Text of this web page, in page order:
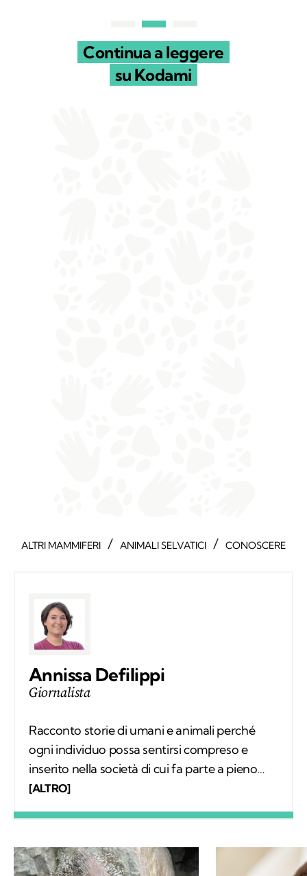
Continua a leggere
su Kodami
ALTRI MAMMIFERI / ANIMALI SELVATICI / CONOSCERE
Annissa Defilippi
Giornalista
Racconto storie di umani e animali perché
ogni individuo possa sentirsi compreso e
inserito nella società di cui fa parte a pieno
diritto. Scrivo articoli e realizzo video
possono continuare a vivere.
[ALTRO]